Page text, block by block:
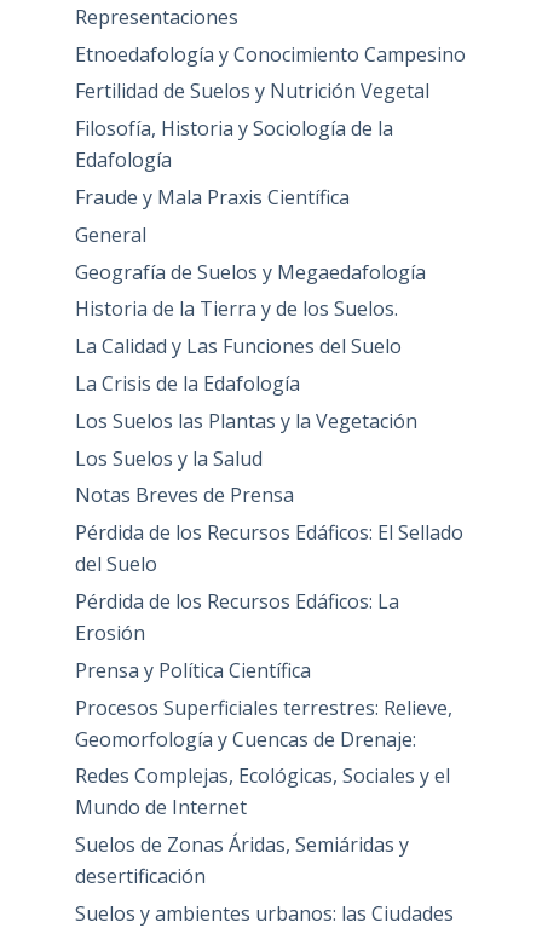
Representaciones
Etnoedafología y Conocimiento Campesino
Fertilidad de Suelos y Nutrición Vegetal
Filosofía, Historia y Sociología de la
Edafología
Fraude y Mala Praxis Científica
General
Geografía de Suelos y Megaedafología
Historia de la Tierra y de los Suelos.
La Calidad y Las Funciones del Suelo
La Crisis de la Edafología
Los Suelos las Plantas y la Vegetación
Los Suelos y la Salud
Notas Breves de Prensa
Pérdida de los Recursos Edáficos: El Sellado
del Suelo
Pérdida de los Recursos Edáficos: La
Erosión
Prensa y Política Científica
Procesos Superficiales terrestres: Relieve,
Geomorfología y Cuencas de Drenaje:
Redes Complejas, Ecológicas, Sociales y el
Mundo de Internet
Suelos de Zonas Áridas, Semiáridas y
desertificación
Suelos y ambientes urbanos: las Ciudades